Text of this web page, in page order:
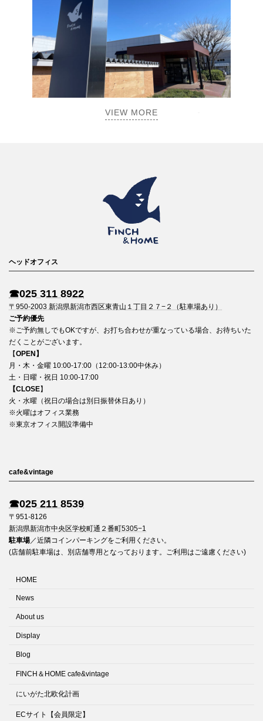
VIEW MORE
ヘッドオフィス
☎︎025 311 8922
〒950-2003 新潟県新潟市西区東青山１丁目２７−２（駐車場あり）
ご予約優先
※ご予約無しでもOKですが、お打ち合わせが重なっている場合、お待ちいた
だくことがございます。
【OPEN】
月・木・金曜 10:00-17:00（12:00-13:00中休み）
土・日曜・祝日 10:00-17:00
【CLOSE】
火・水曜（祝日の場合は別日振替休日あり）
※火曜はオフィス業務
※東京オフィス開設準備中
cafe&vintage
☎︎025 211 8539
〒951-8126
新潟県新潟市中央区学校町通２番町5305−1
駐車場／近隣コインパーキングをご利用ください。
(店舗前駐車場は、別店舗専用となっております。ご利用はご遠慮ください)
HOME
News
About us
Display
Blog
FINCH＆HOME cafe&vintage
にいがた北欧化計画
ECサイト【会員限定】